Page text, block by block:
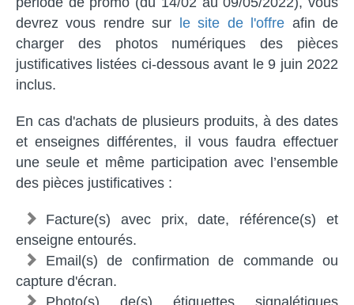
devrez vous rendre sur
le site de l'offre afin de
charger des photos numériques des pièces
justificatives listées ci-dessous avant le 9 juin 2022
inclus.
En cas d'achats de plusieurs produits, à des dates
et enseignes différentes, il vous faudra effectuer
une seule et même participation avec l’ensemble
des pièces justificatives :
Facture(s) avec prix, date, référence(s) et
enseigne entourés.
Email(s) de confirmation de commande ou
capture d'écran.